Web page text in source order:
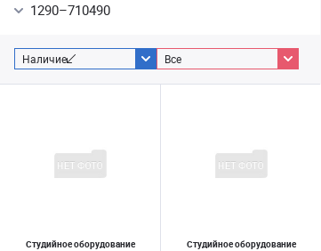
1290–710490
Наличие Все
Студийное оборудование Студийное оборудование